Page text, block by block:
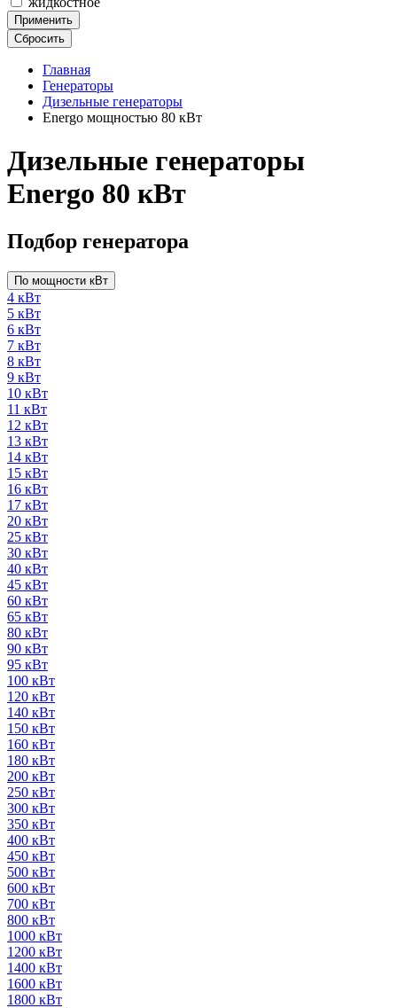
Применить
Сбросить
Главная
Генераторы
Дизельные генераторы
Energo мощностью 80 кВт
Дизельные генераторы
Energo 80 кВт
Подбор генератора
По мощности кВт
4 кВт
5 кВт
6 кВт
7 кВт
8 кВт
9 кВт
10 кВт
11 кВт
12 кВт
13 кВт
14 кВт
15 кВт
16 кВт
17 кВт
20 кВт
25 кВт
30 кВт
40 кВт
45 кВт
60 кВт
65 кВт
80 кВт
90 кВт
95 кВт
100 кВт
120 кВт
140 кВт
150 кВт
160 кВт
180 кВт
200 кВт
250 кВт
300 кВт
350 кВт
400 кВт
450 кВт
500 кВт
600 кВт
700 кВт
800 кВт
1000 кВт
1200 кВт
1400 кВт
1600 кВт
1800 кВт